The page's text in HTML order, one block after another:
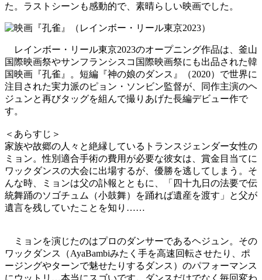
た。ラストシーンも感動的で、素晴らしい映画でした。
レインボー・リール東京2023のオープニング作品は、釜山
国際映画祭やサンフランシスコ国際映画祭にも出品された韓
国映画『孔雀』。短編『神の娘のダンス』（2020）で世界に
注目された実力派のピョン・ソンビン監督が、同作主演のヘ
ジュンと再びタッグを組んで撮りあげた長編デビュー作で
す。
＜あらすじ＞
家族や故郷の人々と絶縁しているトランスジェンダー女性の
ミョン。性別適合手術の費用が必要な彼女は、賞金目当てに
ワックダンスの大会に出場するが、優勝を逃してしまう。そ
んな時、ミョンは父の訃報とともに、「四十九日の法要で伝
統舞踊のソゴチュム（小鼓舞）を踊れば遺産を渡す」と父が
遺言を残していたことを知り……
ミョンを演じたのはプロのダンサーであるヘジュン。その
ワックダンス（AyaBambiみたく手を高速回転させたり、ポ
ージングやターンで魅せたりするダンス）のパフォーマンス